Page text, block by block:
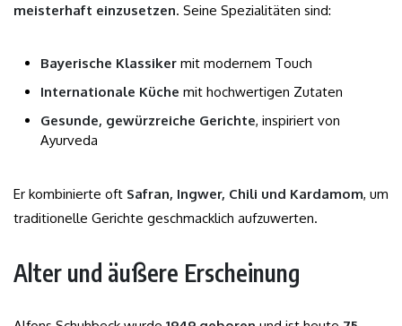
meisterhaft einzusetzen. Seine Spezialitäten sind:
Bayerische Klassiker mit modernem Touch
Internationale Küche mit hochwertigen Zutaten
Gesunde, gewürzreiche Gerichte, inspiriert von
Ayurveda
Er kombinierte oft Safran, Ingwer, Chili und Kardamom, um
traditionelle Gerichte geschmacklich aufzuwerten.
Alter und äußere Erscheinung